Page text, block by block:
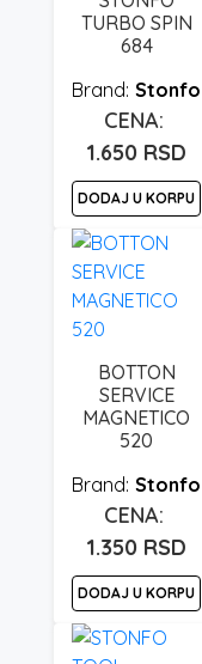
TURBO SPIN
684
Stonfo
1.650 RSD
DODAJ U KORPU
BOTTON
SERVICE
MAGNETICO
520
Stonfo
1.350 RSD
DODAJ U KORPU